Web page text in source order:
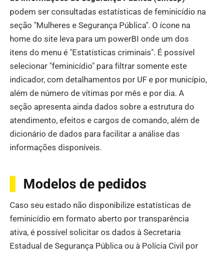
podem ser consultadas estatísticas de feminicídio na
seção "Mulheres e Segurança Pública". O ícone na
home do site leva para um powerBI onde um dos
itens do menu é "Estatísticas criminais". É possível
selecionar "feminicídio" para filtrar somente este
indicador, com detalhamentos por UF e por município,
além de número de vítimas por mês e por dia. A
seção apresenta ainda dados sobre a estrutura do
atendimento, efeitos e cargos de comando, além de
dicionário de dados para facilitar a análise das
informações disponíveis.
Modelos de pedidos
Caso seu estado não disponibilize estatísticas de
feminicídio em formato aberto por transparência
ativa, é possível solicitar os dados à Secretaria
Estadual de Segurança Pública ou à Polícia Civil por